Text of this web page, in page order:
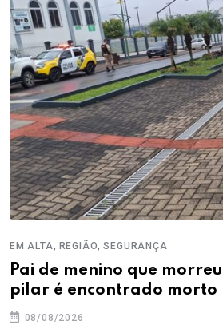
EM ALTA, REGIÃO,SEGURANÇA
Pai de menino que
pilar é encontrado morto
08/08/2026